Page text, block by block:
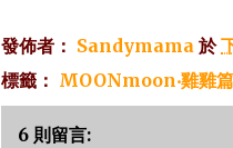
發佈者： Sandymama 於
標籤： MOONmoon‧雞雞篇
6 則留言: